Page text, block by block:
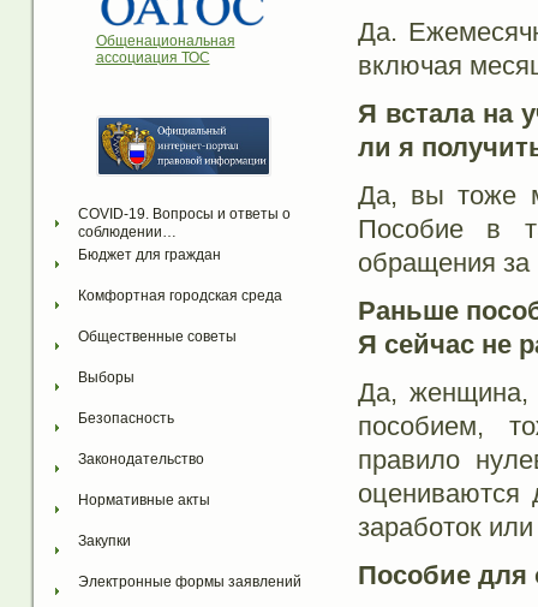
Общенациональная
ассоциация ТОС
COVID-19. Вопросы и ответы о
соблюдении…
Бюджет для граждан
Комфортная городская среда
Общественные советы
Выборы
Безопасность
Законодательство
Нормативные акты
Закупки
Электронные формы заявлений
Да.
включая
Я встала на
ли я
Да, вы тоже
Пособие в
обращения за
Раньше
Я сейчас не
Да, женщина,
пособием,
правило
заработок
Пособие для